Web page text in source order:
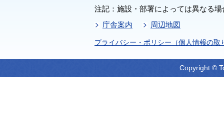
注記：施設・部署によっては異なる
庁舎案内
周辺地図
プライバシー・ポリシー（個人情報の取
Copyright ©